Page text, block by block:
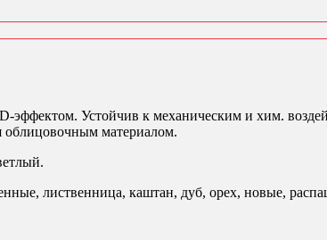
эффектом. Устойчив к механическим и хим.
облицовочным материалом.
лиственница, каштан, дуб, орех, новые,